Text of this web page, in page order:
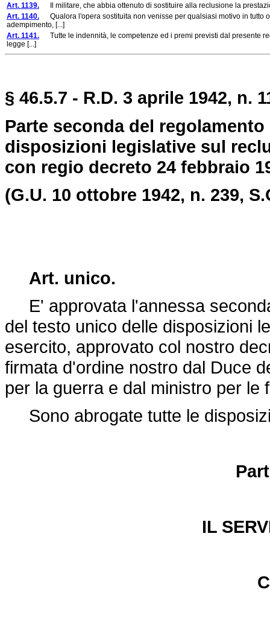
Art. 1139. Il militare, che abbia ottenuto di sostituire alla reclusione la
Art. 1140. Qualora l'opera sostituita non venisse per qualsiasi motivo in tutto
adempimento, [...]
Art. 1141. Tutte le indennità, le competenze ed i premi previsti dal presente
legge [...]
§ 46.5.7 - R.D. 3 aprile 1942, n.
Parte seconda del
disposizioni legislative sul
con regio decreto 24 febbraio
(G.U. 10 ottobre 1942, n. 239,
Art. unico.
E' approvata l'annessa
del testo unico delle disposizioni
esercito, approvato col nostro
firmata d'ordine nostro dal Duce
per la guerra e dal ministro per le
Sono abrogate tutte le
IL